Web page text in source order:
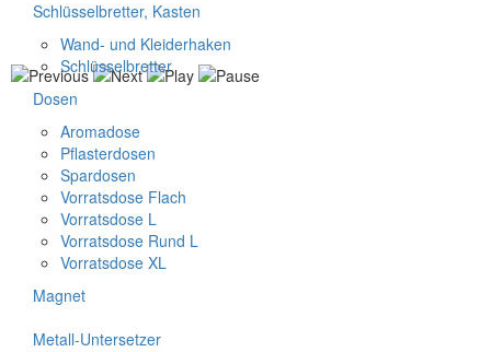
Schlüsselbretter, Kasten
Wand- und Kleiderhaken
Schlüsselbretter
Dosen
Aromadose
Pflasterdosen
Spardosen
Vorratsdose Flach
Vorratsdose L
Vorratsdose Rund L
Vorratsdose XL
Magnet
Metall-Untersetzer